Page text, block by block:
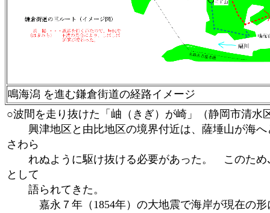
鳴海潟 を進む鎌倉街道の経路イメージ
○波間を走り抜けた「岫（きぎ）が崎」（静岡市清水
興津地区と由比地区の境界付近は、薩埵山が海へ
さわら
れぬように駆け抜ける必要があった。 このため､
として
語られてきた。
嘉永７年（1854年）の大地震で海岸が現在の形